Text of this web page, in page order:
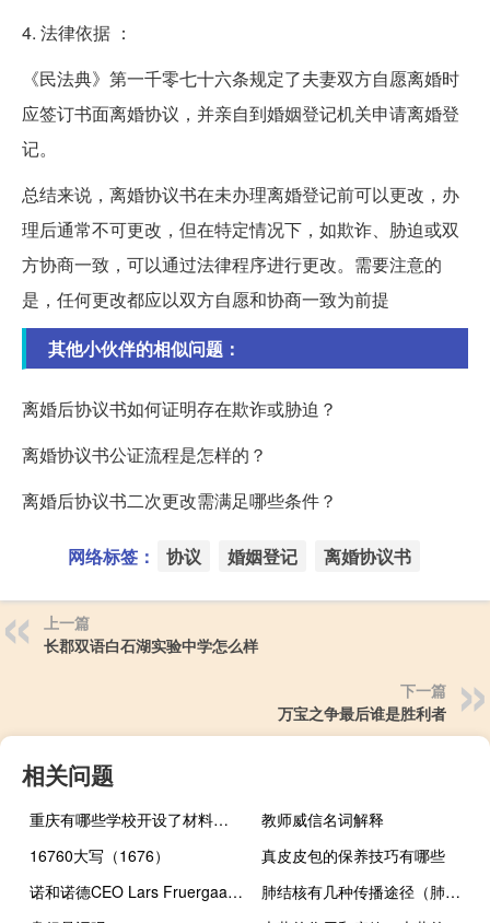
4. 法律依据 ：
《民法典》第一千零七十六条规定了夫妻双方自愿离婚时
应签订书面离婚协议，并亲自到婚姻登记机关申请离婚登
记。
总结来说，离婚协议书在未办理离婚登记前可以更改，办
理后通常不可更改，但在特定情况下，如欺诈、胁迫或双
方协商一致，可以通过法律程序进行更改。需要注意的
是，任何更改都应以双方自愿和协商一致为前提
其他小伙伴的相似问题：
离婚后协议书如何证明存在欺诈或胁迫？
离婚协议书公证流程是怎样的？
离婚后协议书二次更改需满足哪些条件？
网络标签： 协议 婚姻登记 离婚协议书
上一篇
长郡双语白石湖实验中学怎么样
下一篇
万宝之争最后谁是胜利者
相关问题
重庆有哪些学校开设了材料化学专业
教师威信名词解释
16760大写（1676）
真皮皮包的保养技巧有哪些
诺和诺德CEO Lars Fruergaard Jorgensen：公司正加大生产力度以满足减肥药物Wegovy的市场需求
肺结核有几种传播途径（肺结核的传播途径有哪些）